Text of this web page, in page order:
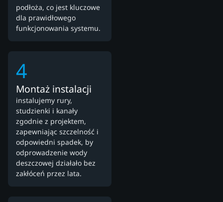
podłoża, co jest kluczowe
dla prawidłowego
funkcjonowania systemu.
4
Montaż instalacji
instalujemy rury,
studzienki i kanały
zgodnie z projektem,
zapewniając szczelność i
odpowiedni spadek, by
odprowadzenie wody
deszczowej działało bez
zakłóceń przez lata.